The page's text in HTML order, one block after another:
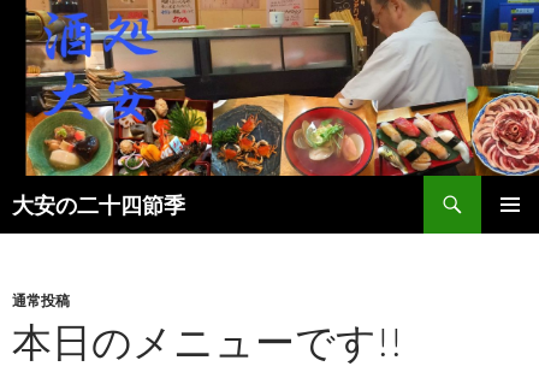
大安の二十四節季
検
索
ン
へ
通常投稿
本日のメニューです!!